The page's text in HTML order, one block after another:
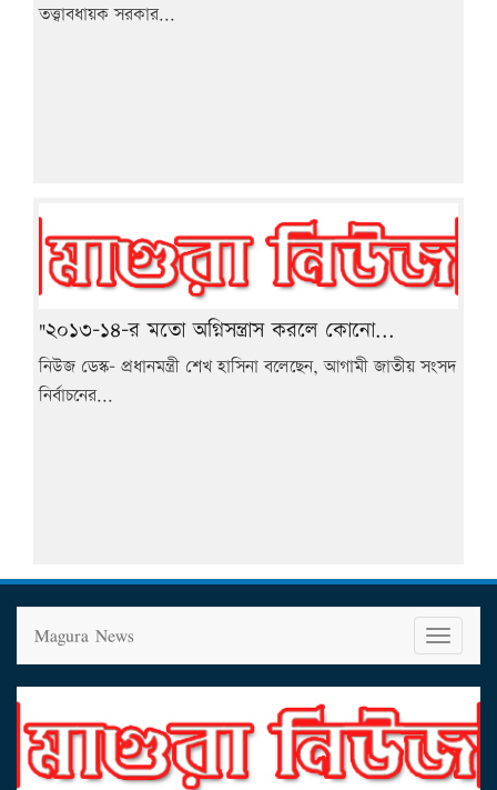
তত্ত্বাবধায়ক সরকার...
"২০১৩-১৪-র মতো অগ্নিসন্ত্রাস করলে কোনো...
নিউজ ডেস্ক- প্রধানমন্ত্রী শেখ হাসিনা বলেছেন, আগামী জাতীয় সংসদ
নির্বাচনের...
T
o
g
l
n
g
a
t
o
n
Magura News